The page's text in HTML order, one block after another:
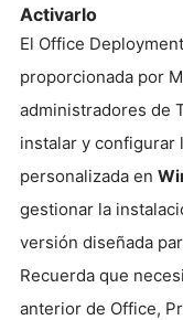
Activarlo
El Office
proporcionada por
administradores de
instalar y configurar
personalizada en
gestionar la
versión diseñada
Recuerda que
anterior de Office,